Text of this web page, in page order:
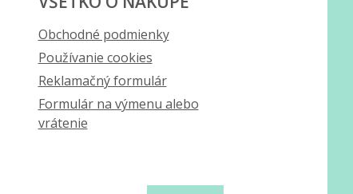
Obchodné podmienky
Používanie cookies
Reklamačný formulár
Formulár na výmenu alebo
vrátenie